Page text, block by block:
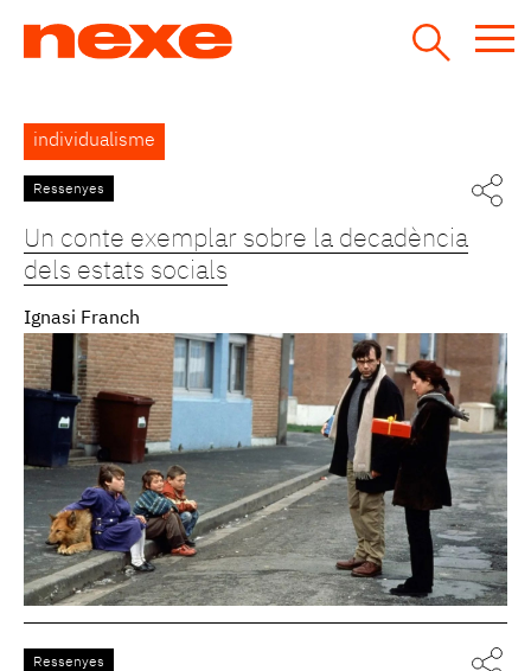
Back
to
top
individualisme
Ressenyes
Un conte exemplar sobre la decadència
dels estats socials
Ignasi Franch
Ressenyes